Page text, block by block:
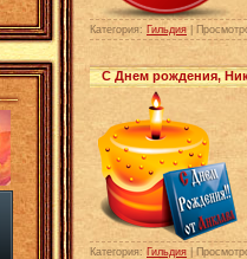
Категория: Гильдия |
С Днем рождения,
Категория: Гильдия |